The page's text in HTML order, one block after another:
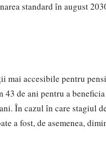
standard în august
mai accesibile pentru
de ani pentru a
În cazul în care stagiul
a fost, de asemenea,